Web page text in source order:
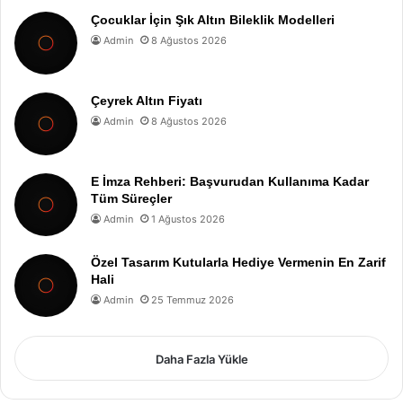
Çocuklar İçin Şık Altın Bileklik Modelleri
Admin 8 Ağustos 2026
Çeyrek Altın Fiyatı
Admin 8 Ağustos 2026
E İmza Rehberi: Başvurudan Kullanıma Kadar
Tüm Süreçler
Admin 1 Ağustos 2026
Özel Tasarım Kutularla Hediye Vermenin En Zarif
Hali
Admin 25 Temmuz 2026
Daha Fazla Yükle